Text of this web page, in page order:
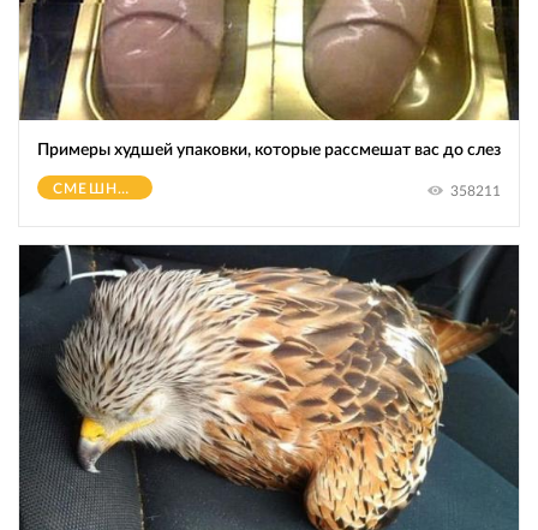
Примеры худшей упаковки, которые рассмешат вас до слез
СМЕШНОЕ 358211